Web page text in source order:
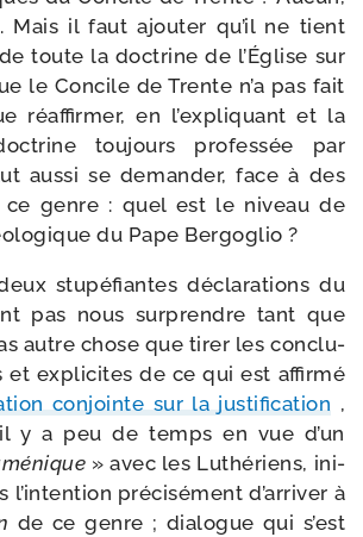
Mais il faut ajou­ter qu’il ne tient
toute la doc­trine de l’Église sur
le Concile de Trente n’a pas fait
réaf­fir­mer, en l’ex­pli­quant et la
tou­jours pro­fes­sée par
aus­si se deman­der, face à des
ce genre : quel est le niveau de
du Pape Bergoglio ?
stu­pé­fiantes décla­ra­tions du
pas nous sur­prendre tant que
autre chose que tirer les conclu­
et expli­cites de ce qui est affir­mé
conjointe sur la jus­ti­fi­ca­tion ,
y a peu de temps en vue d’un
» avec les Luthériens, ini­
l’in­ten­tion pré­ci­sé­ment d’ar­ri­ver à
de ce genre ; dia­logue qui s’est